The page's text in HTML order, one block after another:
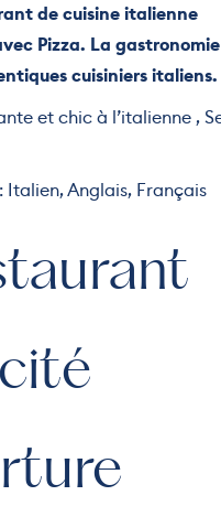
de cuisine italienne
Pizza. La
cuisiniers italiens.
et chic à l’italienne ,
Italien, Anglais, Français